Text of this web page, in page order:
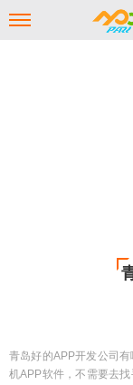
青岛好的APP开发公司
机APP软件，不需要去